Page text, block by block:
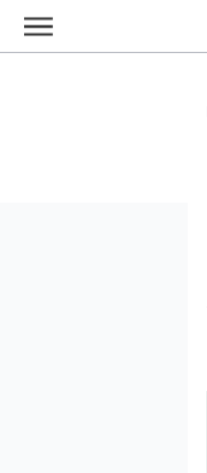
Ir al contenido principal